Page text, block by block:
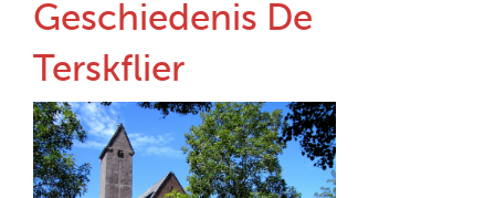
Geschiedenis De
Terskflier